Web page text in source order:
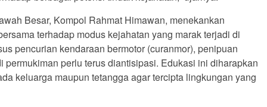
Besar, Kompol Rahmat Himawan, menekankan
terhadap modus kejahatan yang marak terjadi di
pencurian kendaraan bermotor (curanmor), penipuan
permukiman perlu terus diantisipasi. Edukasi ini diharapkan
keluarga maupun tetangga agar tercipta lingkungan yang